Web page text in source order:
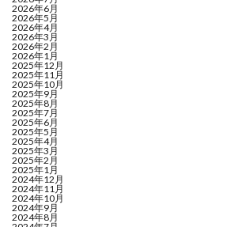
2026年6月
2026年5月
2026年4月
2026年3月
2026年2月
2026年1月
2025年12月
2025年11月
2025年10月
2025年9月
2025年8月
2025年7月
2025年6月
2025年5月
2025年4月
2025年3月
2025年2月
2025年1月
2024年12月
2024年11月
2024年10月
2024年9月
2024年8月